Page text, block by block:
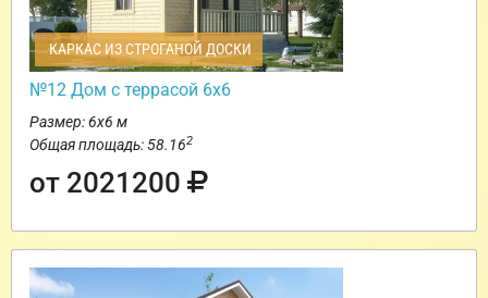
КАРКАС ИЗ СТРОГАНОЙ ДОСКИ
№12 Дом с террасой 6х6
Размер: 6х6 м
Общая площадь: 58.162
от 2021200